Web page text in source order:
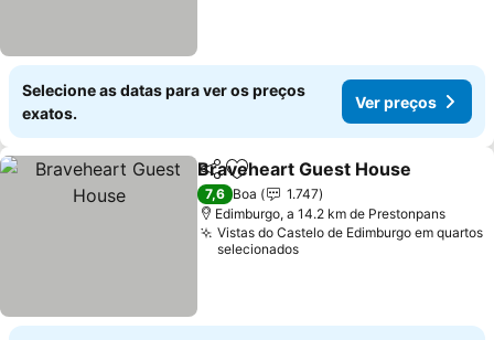
Selecione as datas para ver os preços
exatos.
Ver preços
PartilharAdicionar aos favoritos
Braveheart Guest House
7,6 Boa
1.747
Edimburgo, a 14.2 km de Prestonpans
Vistas do Castelo de Edimburgo em quartos
selecionados